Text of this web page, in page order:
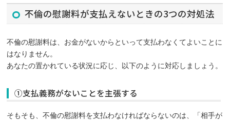
不倫の慰謝料が支払えないときの3つの対処法
不倫の慰謝料は、お金がないからといって支払わなくてよいことに
はなりません。
あなたの置かれている状況に応じ、以下のように対応しましょう。
①支払義務がないことを主張する
そもそも、不倫の慰謝料を支払わなければならないのは、「相手が